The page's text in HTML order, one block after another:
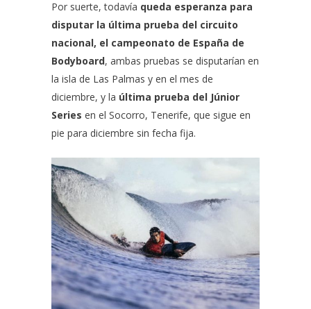
Por suerte, todavía queda esperanza para
disputar la última prueba del circuito
nacional, el campeonato de España de
Bodyboard, ambas pruebas se disputarían en
la isla de Las Palmas y en el mes de
diciembre, y la última prueba del Júnior
Series en el Socorro, Tenerife, que sigue en
pie para diciembre sin fecha fija.